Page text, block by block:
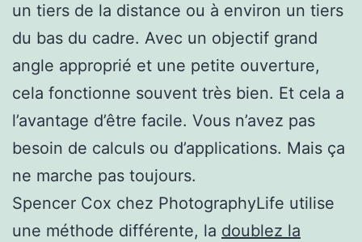
un tiers de la distance ou à environ un tiers
du bas du cadre. Avec un objectif grand
angle approprié et une petite ouverture,
cela fonctionne souvent très bien. Et cela a
l’avantage d’être facile. Vous n’avez pas
besoin de calculs ou d’applications. Mais ça
ne marche pas toujours.
Spencer Cox chez PhotographyLife utilise
une méthode différente, la doublez la